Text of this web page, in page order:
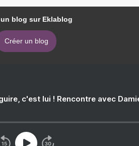
un blog sur Eklablog
Créer un blog
c'est lui ! Rencontre avec